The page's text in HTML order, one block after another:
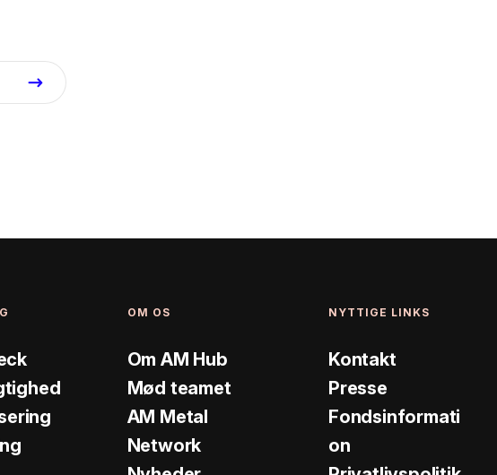
OM OS
Om AM Hub
Mød teamet
AM Metal
Network
NYTTIGE LINKS
Kontakt
Presse
Fondsinformati
on